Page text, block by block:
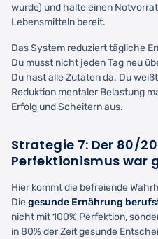
wurde) und halte einen
Lebensmitteln bereit.
Das System reduziert tägliche
Du musst nicht jeden Tag neu
Du hast alle Zutaten da. Du
Reduktion mentaler Belastung
Erfolg und Scheitern aus.
Strategie 7: Der 80/
Perfektionismus war
Hier kommt die befreiende
Diegesunde Ernährung
nicht mit 100% Perfektion,
in 80% der Zeit gesunde